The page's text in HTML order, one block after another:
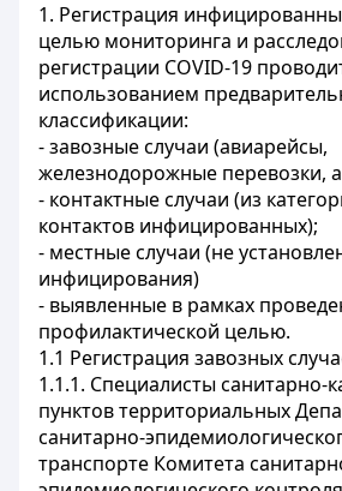
1. Регистрация
целью мониторинга и
регистрации COVID-19
использованием
классификации:
- завозные случаи (авиарейсы,
железнодорожные перевозки,
- контактные случаи (из
контактов инфицированных);
- местные случаи (не
инфицирования)
- выявленные в рамках
профилактической целью.
1.1 Регистрация завозных
1.1.1. Специалисты санитарно-
пунктов территориальных
санитарно-
транспорте Комитета